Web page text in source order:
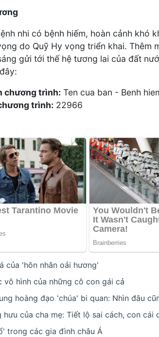
nhi có bệnh hiếm, hoàn cảnh khó
do Quỹ Hy vọng triển khai. Thêm
gửi tới thế hệ tương lai của đất
chương trình: Ten cua ban - Benh
trình: 22966
của 'hôn nhân oải hương'
vô hình của những cô con gái cả
hoàng đạo 'chúa' bi quan: Nhìn đâu
hưu của cha mẹ: Tiết lộ sai cách, con cái
trong các gia đình châu Á